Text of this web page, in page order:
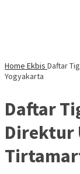
Home Ekbis Daftar
Yogyakarta
Daftar
Direktur